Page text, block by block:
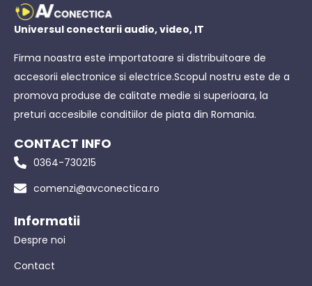
Universul conectarii audio, video, IT
Firma noastra este importatoare si distribuitoare de
accesorii electronice si electrice.Scopul nostru este de a
promova produse de calitate medie si superioara, la
preturi accesibile conditiilor de piata din Romania.
CONTACT INFO
0364-730215
comenzi@avconectica.ro
Informatii
Despre noi
Contact